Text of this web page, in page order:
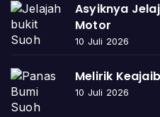
Asyiknya
Motor
10 Juli 2026
Melirik
10 Juli 2026